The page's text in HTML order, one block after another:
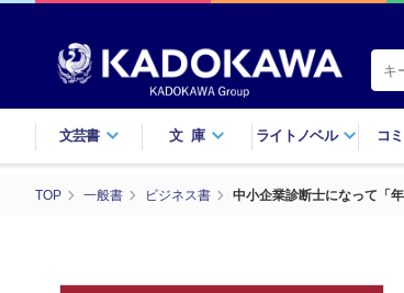
文芸書 文庫 ライトノベル コ
TOP 一般書 ビジネス書 中小企業診断士になって「